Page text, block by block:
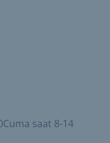
saat 8-14